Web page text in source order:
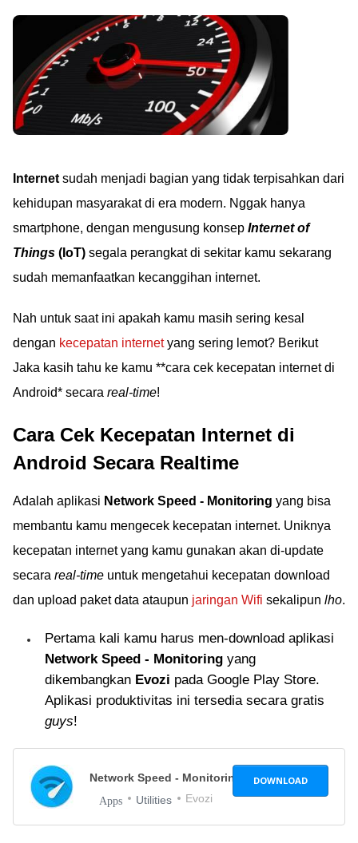
Internet sudah menjadi bagian yang tidak terpisahkan dari
kehidupan masyarakat di era modern. Nggak hanya
smartphone, dengan mengusung konsep Internet of
Things (IoT) segala perangkat di sekitar kamu sekarang
sudah memanfaatkan kecanggihan internet.
Nah untuk saat ini apakah kamu masih sering kesal
dengan kecepatan internetyang sering lemot? Berikut
Jaka kasih tahu ke kamu **cara cek kecepatan internet di
Android* secara real-time!
Cara Cek Kecepatan Internet di
Android Secara Realtime
Adalah aplikasi Network Speed - Monitoring yang bisa
membantu kamu mengecek kecepatan internet. Uniknya
kecepatan internet yang kamu gunakan akan di-update
secara real-time untuk mengetahui kecepatan download
dan upload paket data ataupun jaringan Wifi sekalipun lho.
Pertama kali kamu harus men-download aplikasi
Network Speed - Monitoring yang
dikembangkan Evozi pada Google Play Store.
Aplikasi produktivitas ini tersedia secara gratis
guys!
Network Speed - Monitoring 1.0.0
Apps Utilities Evozi
DOWNLOAD